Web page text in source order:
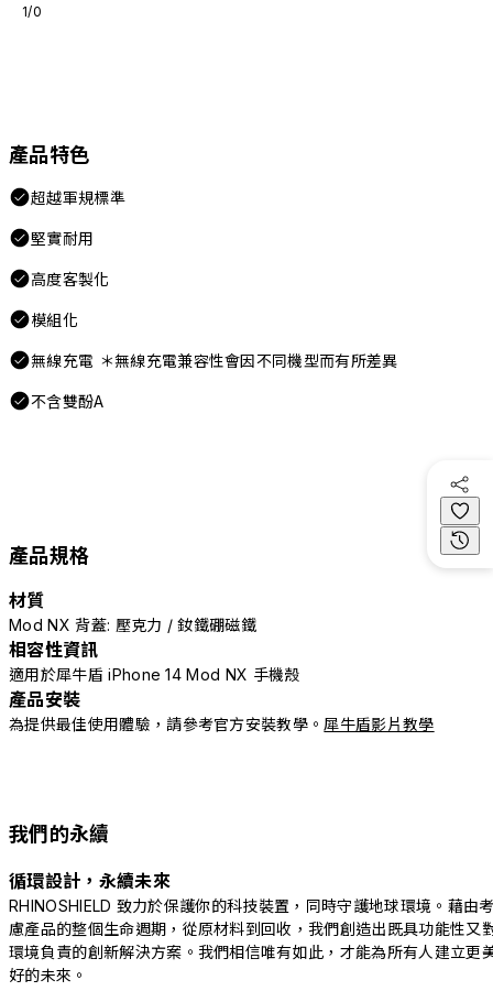
1/0
產品特色
超越軍規標準
堅實耐用
高度客製化
模組化
無線充電 ＊無線充電兼容性會因不同機型而有所差異
不含雙酚A
產品規格
材質
Mod NX 背蓋: 壓克力 / 釹鐵硼磁鐵
相容性資訊
適用於犀牛盾 iPhone 14 Mod NX 手機殼
產品安裝
為提供最佳使用體驗，請參考官方安裝教學。 犀牛盾影片教學
我們的永續
循環設計，永續未來
RHINOSHIELD 致力於保護你的科技裝置，同時守護地球環境。藉由
慮產品的整個生命週期，從原材料到回收，我們創造出既具功能性又
環境負責的創新解決方案。我們相信唯有如此，才能為所有人建立更
好的未來。